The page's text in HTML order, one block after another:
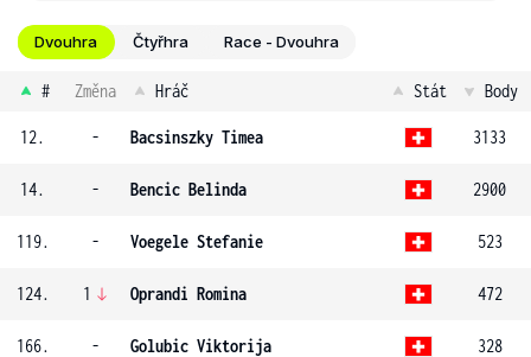
Dvouhra Čtyřhra Race - Dvouhra
# Změna Hráč Stát Body
12. - Bacsinszky Timea 3133
14. - Bencic Belinda 2900
119. - Voegele Stefanie 523
124. 1 Oprandi Romina 472
166. - Golubic Viktorija 328